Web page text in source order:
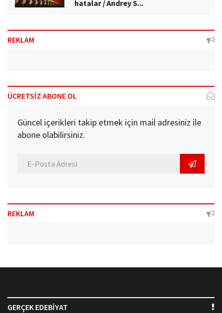
hatalar / Andrey S...
REKLAM
ÜCRETSİZ ABONE OL
Güncel içerikleri takip etmek için mail adresiniz ile
abone olabilirsiniz.
REKLAM
GERÇEK EDEBİYAT